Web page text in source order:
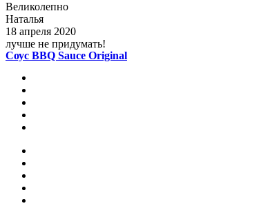
Великолепно
Наталья
18 апреля 2020
лучше не придумать!
Соус BBQ Sauce Original